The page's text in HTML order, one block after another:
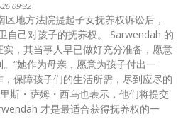
09:32
地方法院提起子女抚养权诉讼后，
子的抚养权。 Sarwendah 的
，其当事人早已做好充分准备，愿意
“她作为母亲，愿意为孩子付出一
保障孩子们的生活所需，尽到应尽的
才是最适合获得抚养权的一